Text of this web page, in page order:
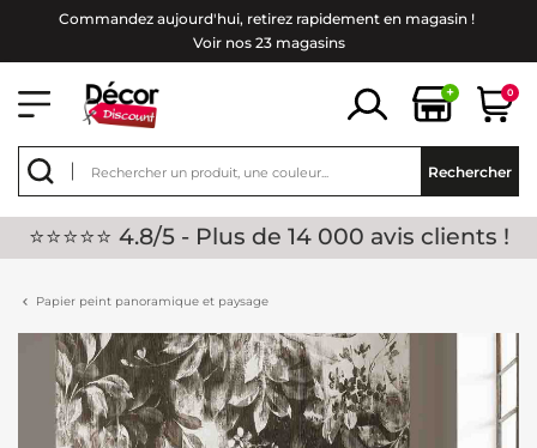
Commandez aujourd'hui, retirez rapidement en magasin !
Voir nos 23 magasins
+ 0
Rechercher
⭐⭐⭐⭐⭐ 4.8/5 - Plus de 14 000 avis clients !
Papier peint panoramique et paysage